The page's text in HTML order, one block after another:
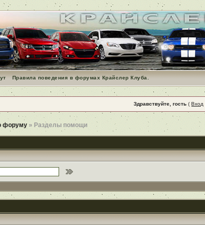
Правила поведения в форумах Крайслер Клуба.
Здравствуйте, гость (Вход
форуму » Разделы помощи